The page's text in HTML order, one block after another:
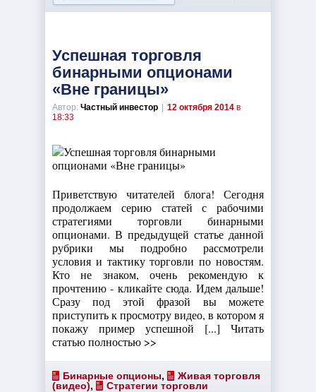
Успешная торговля
бинарными опционами
«Вне границы»
Автор: Частный инвестор 12 октября 2014 в
18:33
Приветствую читателей блога! Сегодня
продолжаем серию статей с рабочими
стратегиями торговли бинарными
опционами. В предыдущей статье данной
рубрики мы подробно рассмотрели
условия и тактику торговли по новостям.
Кто не знаком, очень рекомендую к
прочтению - кликайте сюда. Идем дальше!
Сразу под этой фразой вы можете
приступить к просмотру видео, в котором я
покажу пример успешной [...] Читать
статью полностью >>
Бинарные опционы,
Живая торговля
(видео), Стратегии торговли